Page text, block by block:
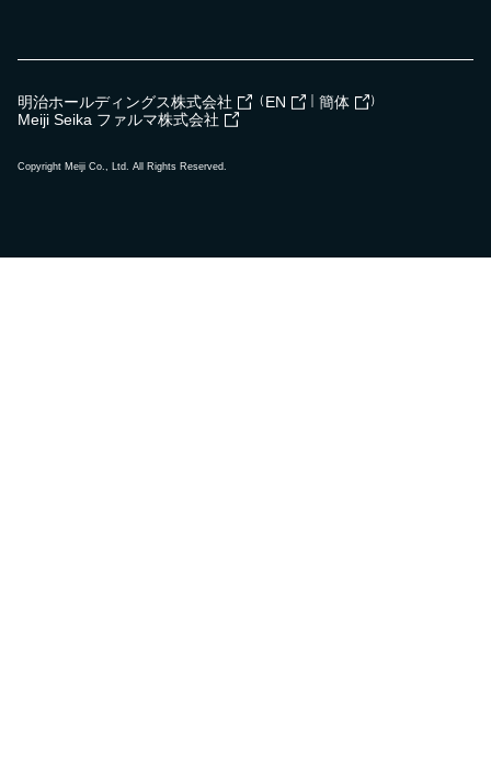
明治ホールディングス株式会社 （ EN 簡体 ）
Meiji Seika ファルマ株式会社
Copyright Meiji Co., Ltd. All Rights Reserved.